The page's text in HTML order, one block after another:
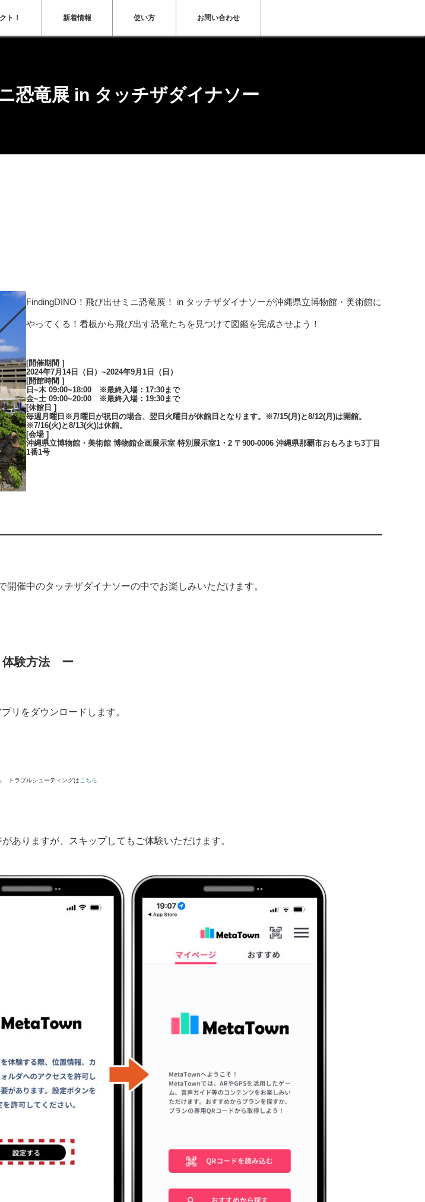
ト！ 新着情報 使い方 お問い合わせ
恐竜展 in タッチザダイナソー
FindingDINO！飛び出せミニ恐竜展！ in タッチザダイナソーが沖縄県立博物館・美術館に
やってくる！看板から飛び出す恐竜たちを見つけて図鑑を完成させよう！
[開催期間 ]
2024年7月14日（日）~2024年9月1日（日）
[開館時間 ]
日~木 09:00~18:00 ※最終入場：17:30まで
金~土 09:00~20:00 ※最終入場：19:30まで
[休館日 ]
毎週月曜日※月曜日が祝日の場合、翌日火曜日が休館日となります。※7/15(月)と8/12(月)は開館。
※7/16(火)と8/13(火)は休館。
[会場 ]
沖縄県立博物館・美術館 博物館企画展示室 特別展示室1・2 〒900-0006 沖縄県那覇市おもろまち3丁目
1番1号
催中のタッチザダイナソーの中でお楽しみいただけます。
験方法 ー
リをダウンロードします。
トラブルシューティングは こちら
ありますが、スキップしてもご体験いただけます。